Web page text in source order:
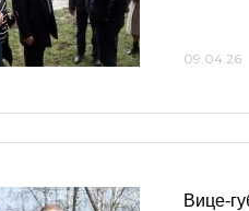
09.04.26
Вице-